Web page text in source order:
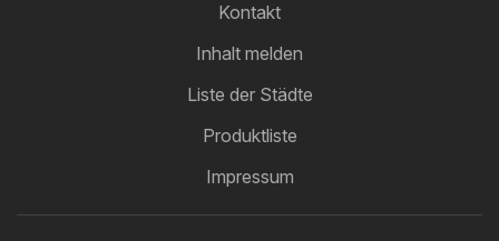
Kontakt
Inhalt melden
Liste der Städte
Produktliste
Impressum